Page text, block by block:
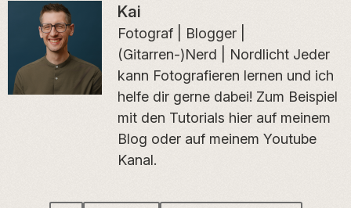
Kai
Fotograf | Blogger |
(Gitarren-)Nerd | Nordlicht Jeder
kann Fotografieren lernen und ich
helfe dir gerne dabei! Zum Beispiel
mit den Tutorials hier auf meinem
Blog oder auf meinem Youtube
Kanal.